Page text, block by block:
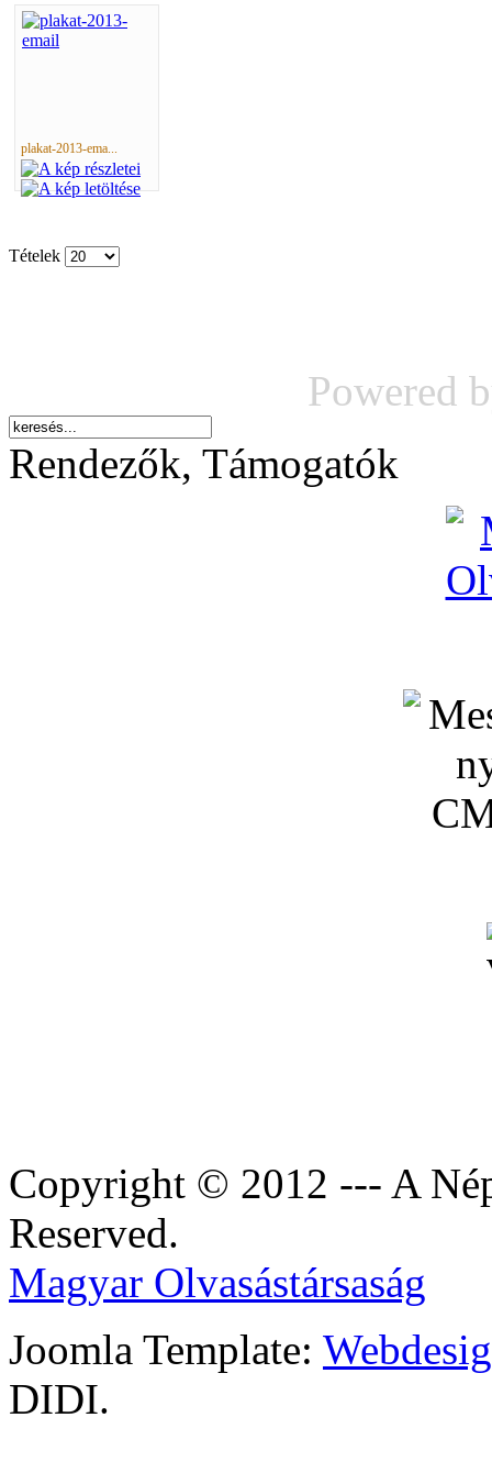
plakat-2013-ema...
Tételek
Powered
Rendezők, Támogatók
Copyright © 2012 --- A
Reserved.
Magyar Olvasástársaság
Joomla Template:
DIDI.